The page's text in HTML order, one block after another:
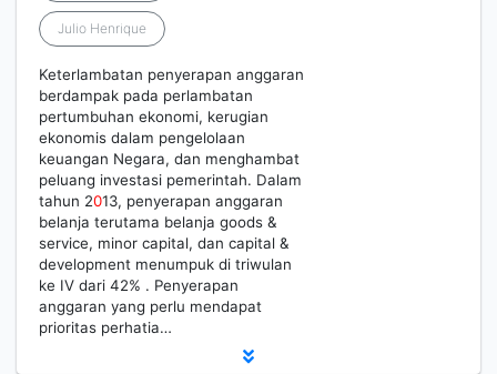
Julio Henrique
Keterlambatan penyerapan anggaran
berdampak pada perlambatan
pertumbuhan ekonomi, kerugian
ekonomis dalam pengelolaan
keuangan Negara, dan menghambat
peluang investasi pemerintah. Dalam
tahun 2013, penyerapan anggaran
belanja terutama belanja goods &
service, minor capital, dan capital &
development menumpuk di triwulan
ke IV dari 42% . Penyerapan
anggaran yang perlu mendapat
prioritas perhatia…